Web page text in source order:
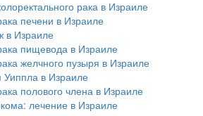
рака в Израиле
печени в Израиле
в Израиле
пищевода в Израиле
желчного пузыря в Израиле
в Израиле
полового члена в Израиле
лечение в Израиле